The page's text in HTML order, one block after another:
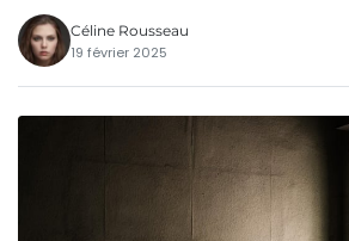
Céline Rousseau
19 février 2025